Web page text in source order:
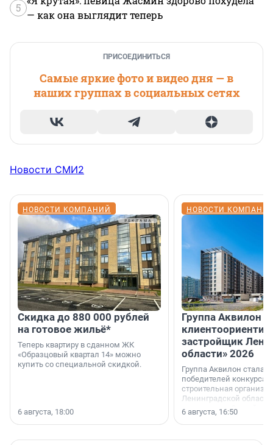
5
— как она выглядит теперь
ПРИСОЕДИНИТЬСЯ
Самые яркие фото и видео дня — в
наших группах в социальных сетях
Новости СМИ2
НОВОСТИ КОМПАНИЙ
Скидка до 880 000 рублей
на готовое жильё*
Теперь квартиру в сданном ЖК
«Образцовый квартал 14» можно
купить со специальной скидкой.
6 августа, 18:00
НОВОСТИ
Группа Аквилон
застройщик
области» 2026
Группа Аквилон стала
победителей конкурса
строительная
Ленинградской области
номинации «Самый
застройщик
6 августа, 16:50